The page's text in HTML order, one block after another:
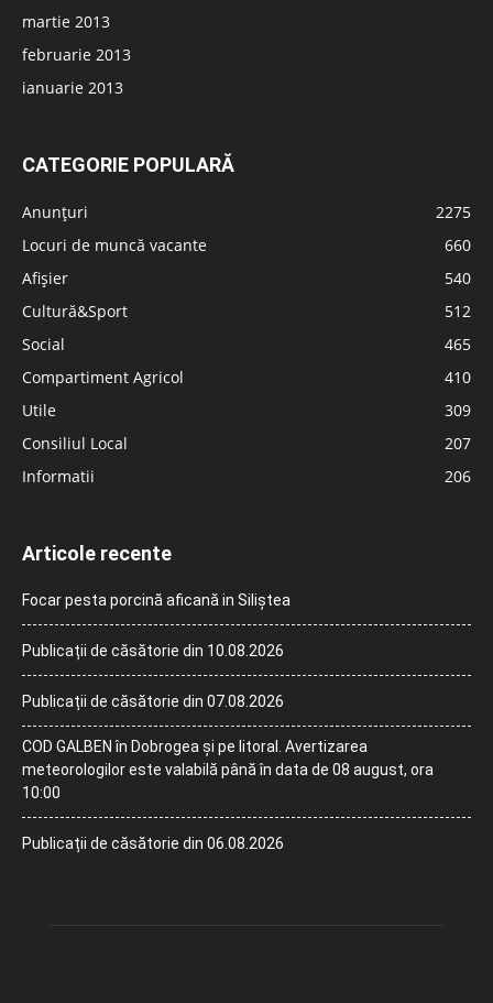
martie 2013
februarie 2013
ianuarie 2013
CATEGORIE POPULARĂ
Anunțuri
2275
Locuri de muncă vacante
660
Afișier
540
Cultură&Sport
512
Social
465
Compartiment Agricol
410
Utile
309
Consiliul Local
207
Informatii
206
Articole recente
Focar pesta porcină aficană in Siliștea
Publicații de căsătorie din 10.08.2026
Publicații de căsătorie din 07.08.2026
COD GALBEN în Dobrogea și pe litoral. Avertizarea
meteorologilor este valabilă până în data de 08 august, ora
10:00
Publicații de căsătorie din 06.08.2026